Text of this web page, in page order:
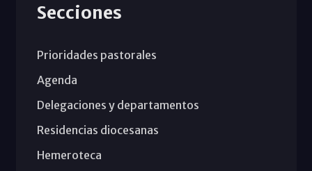
Secciones
Prioridades pastorales
Agenda
Delegaciones y departamentos
Residencias diocesanas
Hemeroteca